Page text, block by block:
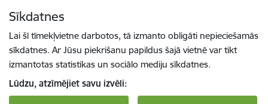
Sīkdatnes
Lai šī tīmekļvietne darbotos, tā izmanto obligāti nepieciešamās
sīkdatnes. Ar Jūsu piekrišanu papildus šajā vietnē var tikt
izmantotas statistikas un sociālo mediju sīkdatnes.
Lūdzu, atzīmējiet savu izvēli: